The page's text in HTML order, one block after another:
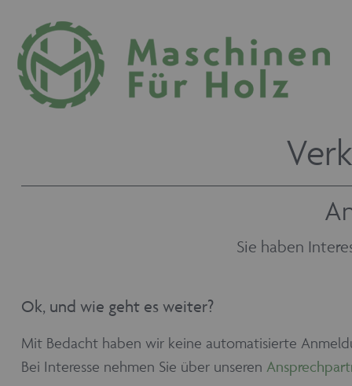
Sie haben
Ok, und wie geht es weiter?
Mit Bedacht haben wir keine automatisierte
Bei Interesse nehmen Sie über unseren